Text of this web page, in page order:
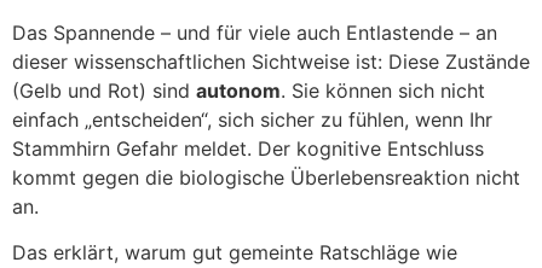
Das Spannende – und für viele auch Entlastende – an
dieser wissenschaftlichen Sichtweise ist: Diese Zustände
(Gelb und Rot) sind autonom. Sie können sich nicht
einfach „entscheiden“, sich sicher zu fühlen, wenn Ihr
Stammhirn Gefahr meldet. Der kognitive Entschluss
kommt gegen die biologische Überlebensreaktion nicht
an.
Das erklärt, warum gut gemeinte Ratschläge wie